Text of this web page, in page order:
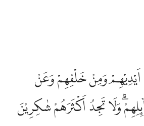
İbni Kesir
İskender Ali Mihr
اَيْدِيْهِمْ وَمِنْ خَلْفِهِمْ وَعَنْ
وَلَا تَجِدُ اَكْثَرَهُمْ شٰكِرِيْنَ